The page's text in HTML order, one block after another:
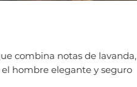
combina notas de lavanda,
hombre elegante y seguro